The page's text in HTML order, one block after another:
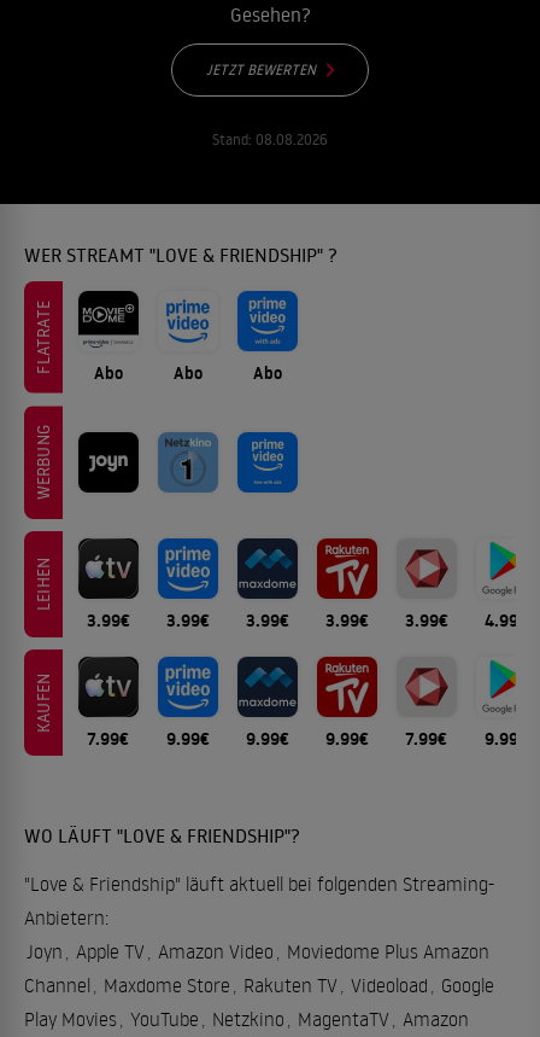
Gesehen?
JETZT BEWERTEN
Stand: 08.08.2026
WER STREAMT "LOVE & FRIENDSHIP" ?
FLATRATE Abo Abo Abo
WERBUNG
LEIHEN
3.99€ 3.99€ 3.99€ 3.99€ 3.99€ 4.99€
KAUFEN
7.99€ 9.99€ 9.99€ 9.99€ 7.99€ 9.99€
WO LÄUFT "LOVE & FRIENDSHIP"?
"Love & Friendship" läuft aktuell bei folgenden Streaming-
Anbietern:
Joyn , Apple TV, Amazon Video , Moviedome Plus Amazon
Channel , Maxdome Store , Rakuten TV, Videoload , Google
Play Movies, YouTube , Netzkino , MagentaTV, Amazon